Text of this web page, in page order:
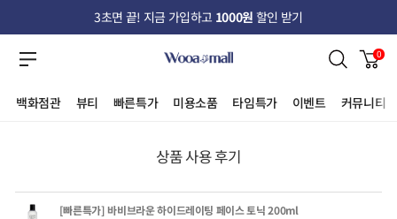
3초면 끝! 지금 가입하고 1000원 할인 받기
백화점관 뷰티 빠른특가 미용소품 타임특가 이벤트 커뮤니티
0
상품 사용 후기
[빠른특가] 바비브라운 하이드레이팅 페이스 토닉 200ml